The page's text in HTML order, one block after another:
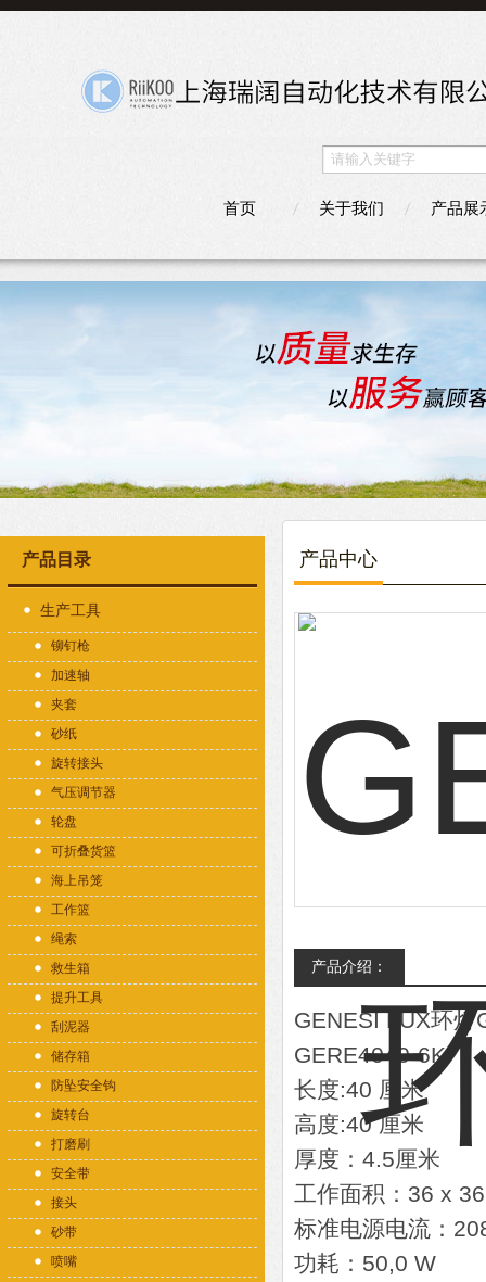
首页 关于我们 产品展
产品目录
生产工具
铆钉枪
加速轴
夹套
砂纸
旋转接头
气压调节器
轮盘
可折叠货篮
海上吊笼
工作篮
绳索
救生箱
提升工具
刮泥器
储存箱
防坠安全钩
旋转台
打磨刷
安全带
接头
砂带
喷嘴
产品中心
产品介绍：
GENESI LUX环
GERE4040-6K
长度:40 厘米
高度:40 厘米
厚度：4.5厘米
工作面积：36 x
标准电源电流：
功耗：50,0 W